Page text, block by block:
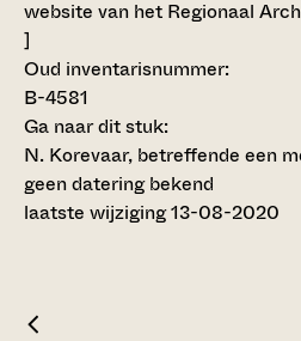
website van het Regionaal
]
Oud inventarisnummer:
B-4581
Ga naar dit stuk:
N. Korevaar, betreffende een
geen datering bekend
laatste wijziging 13-08-2020